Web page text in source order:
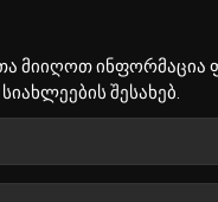
მიიღოთ ინფორმაცია
შესახებ.